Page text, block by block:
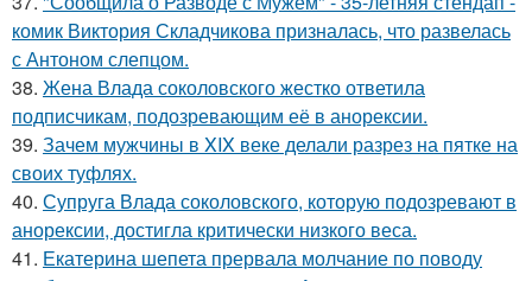
комик Виктория Складчикова призналась, что развелась
с Антоном слепцом.
38. Жена Влада соколовского жестко ответила
подписчикам, подозревающим её в анорексии.
39. Зачем мужчины в XIX веке делали разрез на пятке на
своих туфлях.
40. Супруга Влада соколовского, которую подозревают в
анорексии, достигла критически низкого веса.
41. Екатерина шепета прервала молчание по поводу